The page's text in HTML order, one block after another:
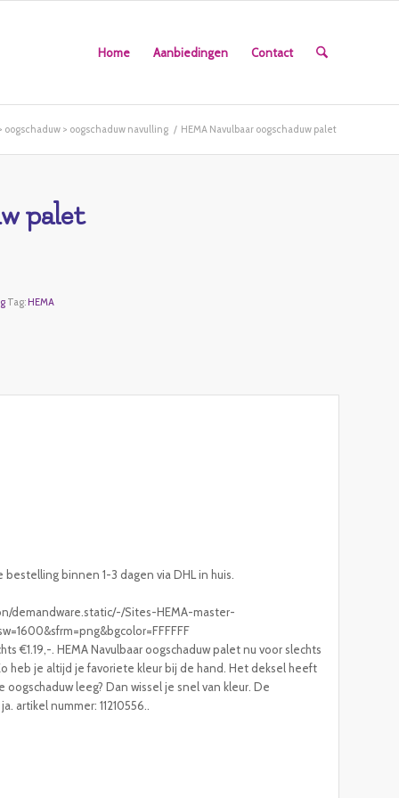
Home Aanbiedingen Contact
> oogschaduw navulling / HEMA Navulbaar oogschaduw palet
palet
Tag: HEMA
binnen 1-3 dagen via DHL in huis.
demandware.static/-/Sites-HEMA-master-
€1.19,-. HEMA Navulbaar oogschaduw palet nu voor slechts
heb je altijd je favoriete kleur bij de hand. Het deksel heeft
leeg? Dan wissel je snel van kleur. De
artikel nummer: 11210556..